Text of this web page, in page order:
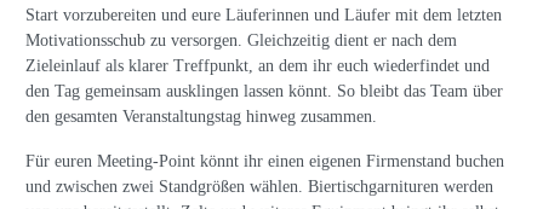
Start vorzubereiten und eure Läuferinnen und Läufer mit dem letzten
Motivationsschub zu versorgen. Gleichzeitig dient er nach dem
Zieleinlauf als klarer Treffpunkt, an dem ihr euch wiederfindet und
den Tag gemeinsam ausklingen lassen könnt. So bleibt das Team über
den gesamten Veranstaltungstag hinweg zusammen.
Für euren Meeting-Point könnt ihr einen eigenen Firmenstand buchen
und zwischen zwei Standgrößen wählen. Biertischgarnituren werden